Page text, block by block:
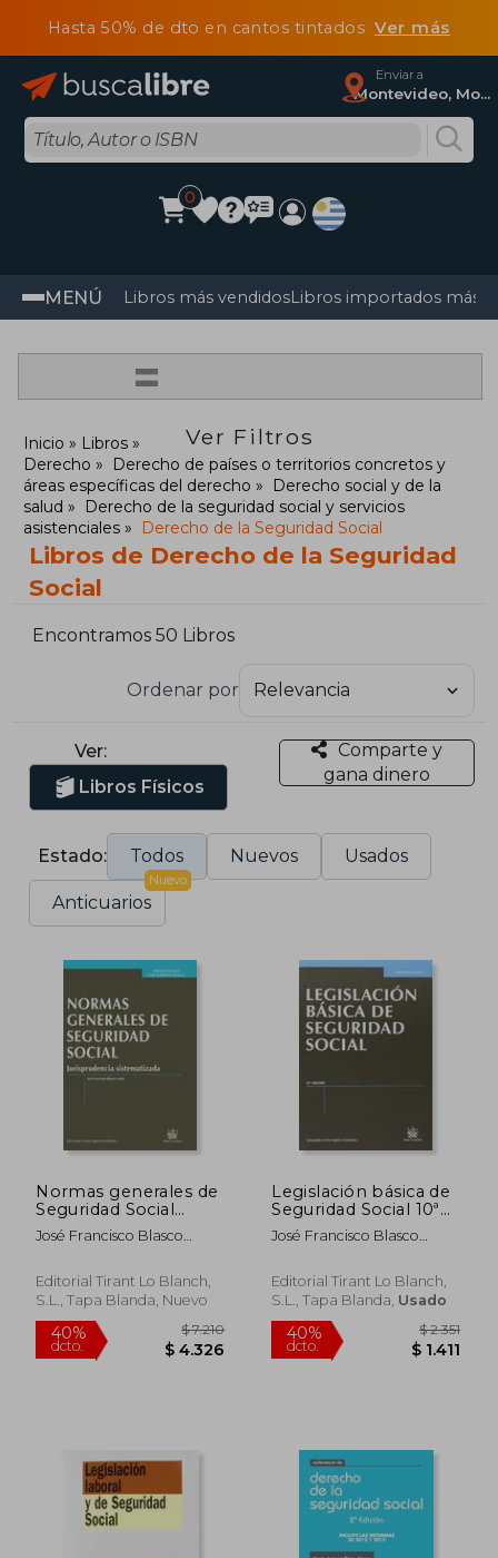
Hasta 50% de dto en cantos tintadosVer más
Enviar a
Montevideo, Montevideo
0
MENÚ Libros más vendidosLibros importados más
=
Ver Filtros
Inicio
Libros
Derecho
Derecho de países o territorios concretos y
áreas específicas del derecho
Derecho social y de la
salud
Derecho de la seguridad social y servicios
asistenciales
Derecho de la Seguridad Social
Libros de Derecho de la Seguridad
Social
Encontramos 50 Libros
Ordenar por
Ver:
Libros Físicos
Comparte y
gana dinero
Estado: Todos Nuevos Usados
Anticuarios
Nuevo
Normas generales de
Seguridad Social
Jurisprudencia
Sistematizada 1ª Ed.
José Francisco Blasco
Editorial Tirant Lo Blanch,
S.L., Tapa Blanda, Nuevo
40%
dcto.
Legislación básica de
Seguridad Social 10ª
Ed. 2013 (Textos
Legales)
José Francisco Blasco
Editorial Tirant Lo Blanch,
S.L., Tapa Blanda, Usado
40%
dcto.